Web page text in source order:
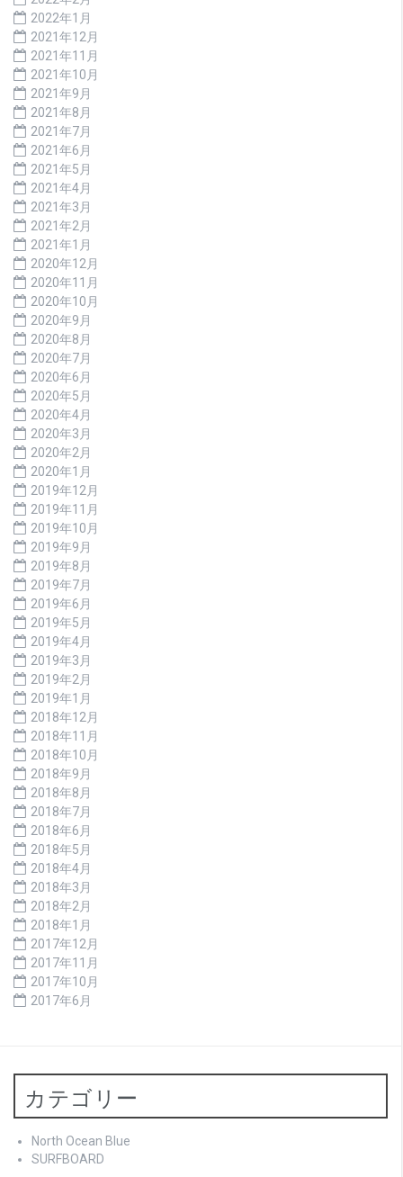
2022年1月
2021年12月
2021年11月
2021年10月
2021年9月
2021年8月
2021年7月
2021年6月
2021年5月
2021年4月
2021年3月
2021年2月
2021年1月
2020年12月
2020年11月
2020年10月
2020年9月
2020年8月
2020年7月
2020年6月
2020年5月
2020年4月
2020年3月
2020年2月
2020年1月
2019年12月
2019年11月
2019年10月
2019年9月
2019年8月
2019年7月
2019年6月
2019年5月
2019年4月
2019年3月
2019年2月
2019年1月
2018年12月
2018年11月
2018年10月
2018年9月
2018年8月
2018年7月
2018年6月
2018年5月
2018年4月
2018年3月
2018年2月
2018年1月
2017年12月
2017年11月
2017年10月
2017年6月
カテゴリー
North Ocean Blue
SURFBOARD